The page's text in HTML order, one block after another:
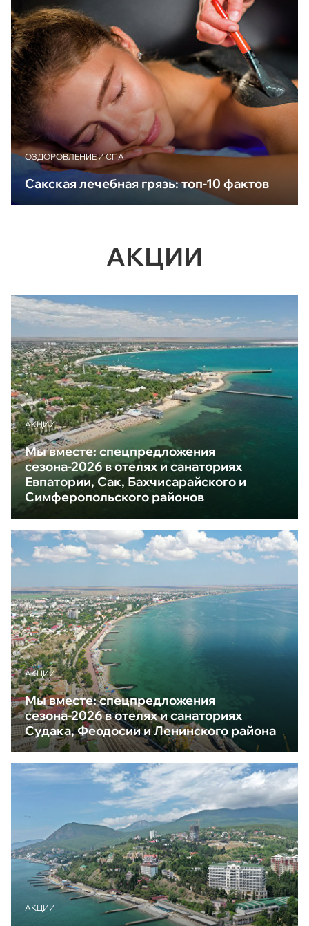
ОЗДОРОВЛЕНИЕ И СПА
Сакская лечебная грязь: топ-10 фактов
АКЦИИ
АКЦИИ
Мы вместе: спецпредложения
сезона-2026 в отелях и санаториях
Евпатории, Сак, Бахчисарайского и
Симферопольского районов
АКЦИИ
Мы вместе: спецпредложения
сезона-2026 в отелях и санаториях
Судака, Феодосии и Ленинского района
АКЦИИ